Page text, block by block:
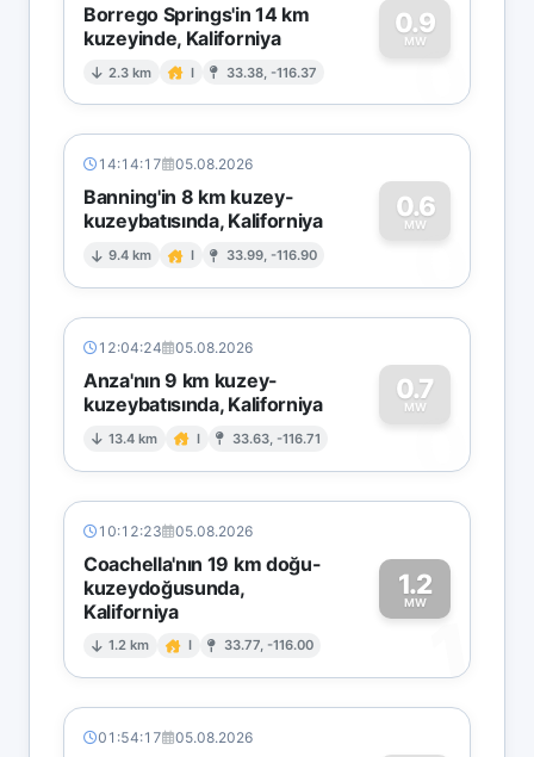
Borrego Springs'in 14 km
kuzeyinde, Kaliforniya
2.3 km I 33.38, -116.37
0.9
MW
0
14:14:17 05.08.2026
Banning'in 8 km kuzey-
kuzeybatısında, Kaliforniya
9.4 km I 33.99, -116.90
0.6
MW
0
12:04:24 05.08.2026
Anza'nın 9 km kuzey-
kuzeybatısında, Kaliforniya
13.4 km I 33.63, -116.71
0.7
MW
0
10:12:23 05.08.2026
Coachella'nın 19 km doğu-
kuzeydoğusunda,
Kaliforniya
1.2 km I 33.77, -116.00
1.2
MW
1
01:54:17 05.08.2026